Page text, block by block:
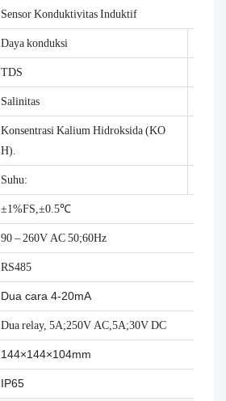
Sensor Konduktivitas Induktif
Daya konduksi
TDS
Salinitas
Konsentrasi Kalium Hidroksida (KO
H).
Suhu:
±1%FS,±0.5℃
90 – 260V AC 50;60Hz
RS485
Dua cara 4-20mA
Dua relay, 5A;250V AC,5A;30V DC
144×144×104mm
IP65